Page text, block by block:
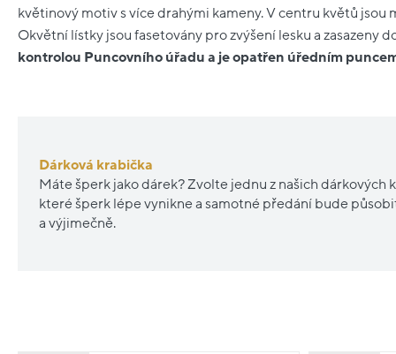
květinový motiv s více drahými kameny. V centru květů jsou
Okvětní lístky jsou fasetovány pro zvýšení lesku a zasazeny
kontrolou Puncovního úřadu a je opatřen úředním
Dárková krabička
Máte šperk jako dárek? Zvolte jednu z našich dárkových
které šperk lépe vynikne a samotné předání bude
a výjimečně.